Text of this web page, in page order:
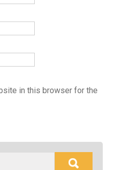
in this browser for the